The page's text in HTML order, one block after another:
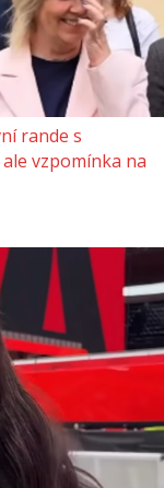
rande s
vzpomínka na